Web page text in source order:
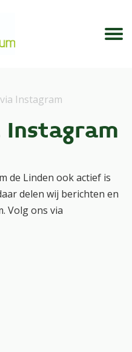
Instagram
Instagram
de Linden ook actief is
delen wij berichten en
Volg ons via